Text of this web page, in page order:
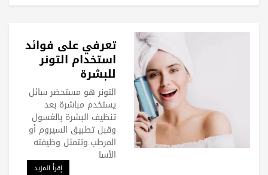
تعرفي على فوائد
استخدام التونر
للبشرة
التونر هو مستحضر سائل
يستخدم مباشرة بعد
تنظيف البشرة بالغسول
وقبل تطبيق السيروم أو
المرطب.وتتمثل وظيفته
الأسا
إقرأ المزيد